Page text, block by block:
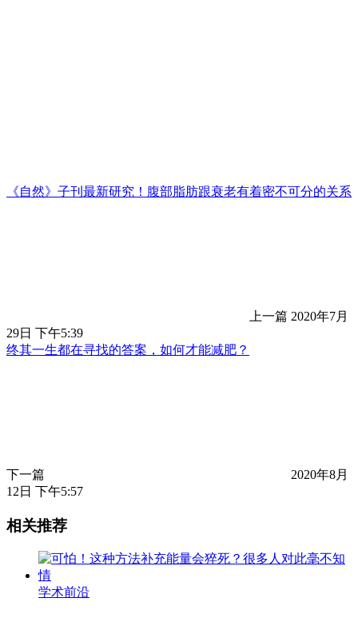
《自然》子刊最新研究！腹部脂肪跟衰老有着密不可分的关系
上一篇 2020年7月
29日 下午5:39
终其一生都在寻找的答案，如何才能减肥？
下一篇
2020年8月
12日 下午5:57
相关推荐
学术前沿